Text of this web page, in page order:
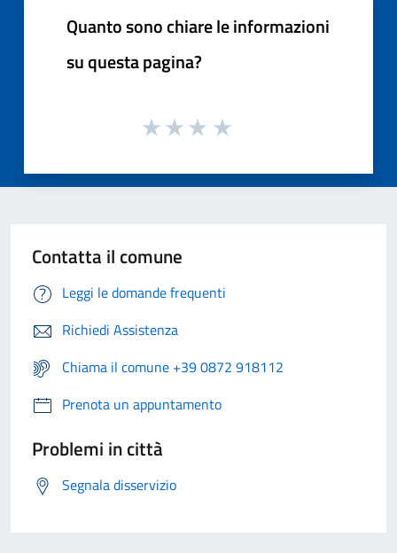
Quanto sono chiare le informazioni
su questa pagina?
Contatta il comune
Leggi le domande frequenti
Richiedi Assistenza
Chiama il comune +39 0872 918112
Prenota un appuntamento
Problemi in città
Segnala disservizio